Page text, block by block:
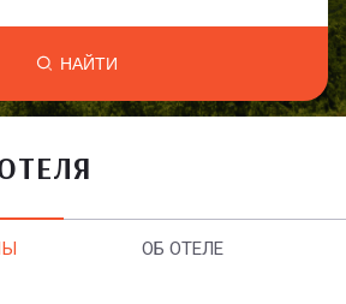
НАЙТИ
ОБ ОТЕЛЕ